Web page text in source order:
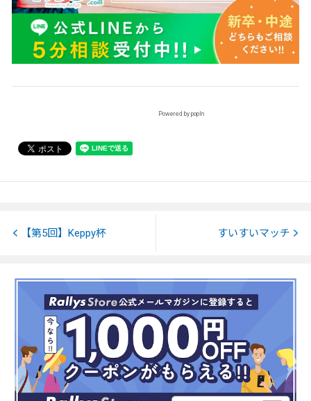
Powered by popIn
【第5回】Keppy杯 すいすいマッチ